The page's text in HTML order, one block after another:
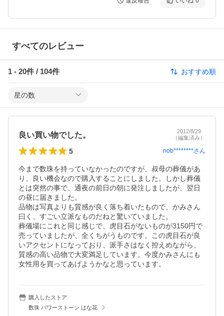
すべてのレビュー
1 - 20件 / 104件 おすすめ順
星の数
良い買い物でした。
2012/8/29
（編集済み）
5 nob********さん
今まで数珠を持っていなかったのですが、叔母の葬儀があ
り、良い機会なので購入することにしました。しかし葬儀
とは突然の事で、通夜の前日の朝に発注しましたが、翌日
の昼に届きました。
品物は写真よりも質感が良く落ち着いたもので、かみさん
曰く、すごい立派なものだねと驚いていました。
葬儀場にこれと同じ感じで、虎目石がないものが3150円で
売っていましたが、全くちがうものです。この虎目石が良
いアクセントになっており、派手さはなく控えめながら、
質感の高い品物で大変満足しています。今度かみさんにも
女性用を買ってあげようかなと思っています。
購入したストア
数珠 パワーストーン はな花